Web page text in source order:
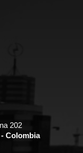
202
Colombia